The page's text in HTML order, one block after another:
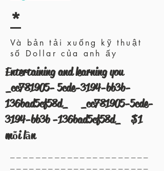
*
Và bản tải xuống kỹ thuật
số Dollar của anh ấy
Entertaining and learning you
_cc781905- 5cde-3194-bb3b-
136bad5cf58d_ _cc781905-5cde-
3194-bb3b -136bad5cf58d_ $1
mỗi lần